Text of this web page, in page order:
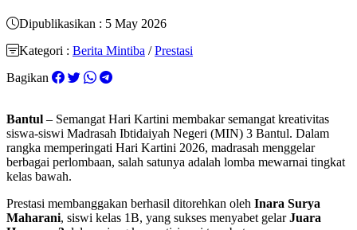
Dipublikasikan : 5 May 2026
Kategori : Berita Mintiba /Prestasi
Bagikan
Bantul – Semangat Hari Kartini membakar semangat kreativitas
siswa-siswi Madrasah Ibtidaiyah Negeri (MIN) 3 Bantul. Dalam
rangka memperingati Hari Kartini 2026, madrasah menggelar
berbagai perlombaan, salah satunya adalah lomba mewarnai tingkat
kelas bawah.
Prestasi membanggakan berhasil ditorehkan oleh Inara Surya
Maharani, siswi kelas 1B, yang sukses menyabet gelarJuara